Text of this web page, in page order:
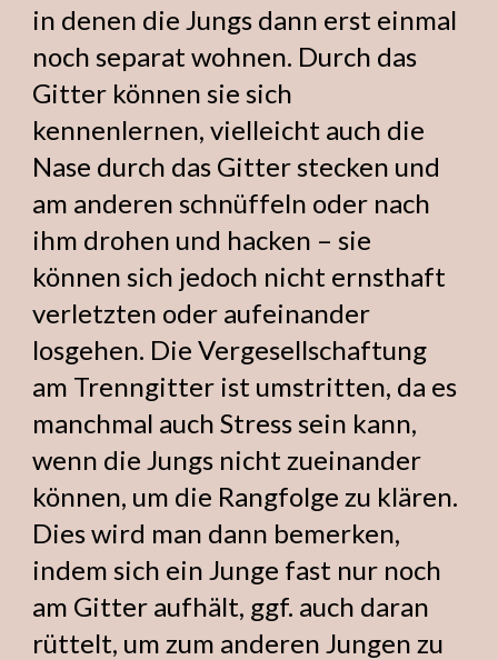
in denen die Jungs dann erst einmal
noch separat wohnen. Durch das
Gitter können sie sich
kennenlernen, vielleicht auch die
Nase durch das Gitter stecken und
am anderen schnüffeln oder nach
ihm drohen und hacken – sie
können sich jedoch nicht ernsthaft
verletzten oder aufeinander
losgehen. Die Vergesellschaftung
am Trenngitter ist umstritten, da es
manchmal auch Stress sein kann,
wenn die Jungs nicht zueinander
können, um die Rangfolge zu klären.
Dies wird man dann bemerken,
indem sich ein Junge fast nur noch
am Gitter aufhält, ggf. auch daran
rüttelt, um zum anderen Jungen zu